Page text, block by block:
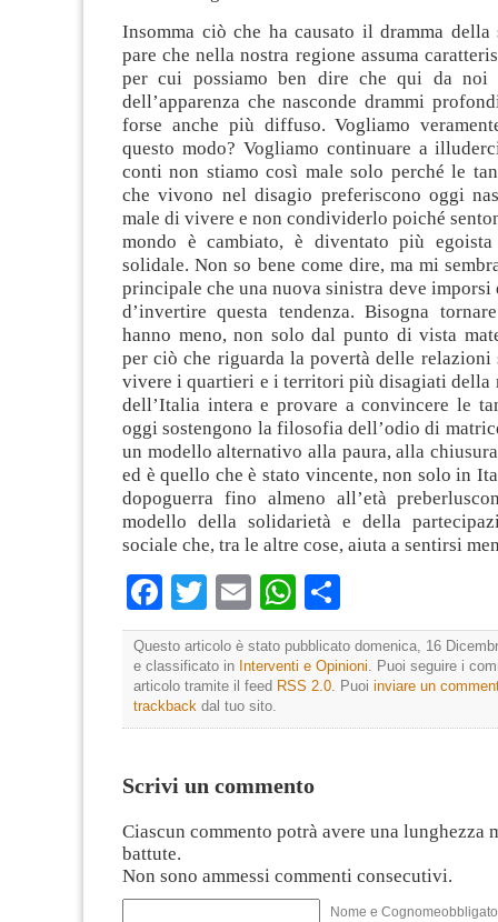
Insomma ciò che ha causato il dramma della
pare che nella nostra regione assuma
per cui possiamo ben dire che qui da noi
dell’apparenza che nasconde drammi
forse anche più diffuso. Vogliamo
questo modo? Vogliamo continuare a
conti non stiamo così male solo perché le
che vivono nel disagio preferiscono oggi
male di vivere e non condividerlo poiché
mondo è cambiato, è diventato più
solidale. Non so bene come dire, ma mi
principale che una nuova sinistra deve
d’invertire questa tendenza. Bisogna
hanno meno, non solo dal punto di vista
per ciò che riguarda la povertà delle relazioni
vivere i quartieri e i territori più disagiati della
dell’Italia intera e provare a convincere le
oggi sostengono la filosofia dell’odio di
un modello alternativo alla paura, alla
ed è quello che è stato vincente, non solo in
dopoguerra fino almeno all’età
modello della solidarietà e della
sociale che, tra le altre cose, aiuta a sentirsi
Facebook
TwitterEmailWhatsApp
Questo articolo è stato pubblicato domenica, 16
e classificato in Interventi e Opinioni. Puoi seguire i
articolo tramite il feed RSS 2.0. Puoi inviare un
trackback dal tuo sito.
Scrivi un commento
Ciascun commento potrà avere una lunghezza
battute.
Non sono ammessi commenti consecutivi.
Nome e